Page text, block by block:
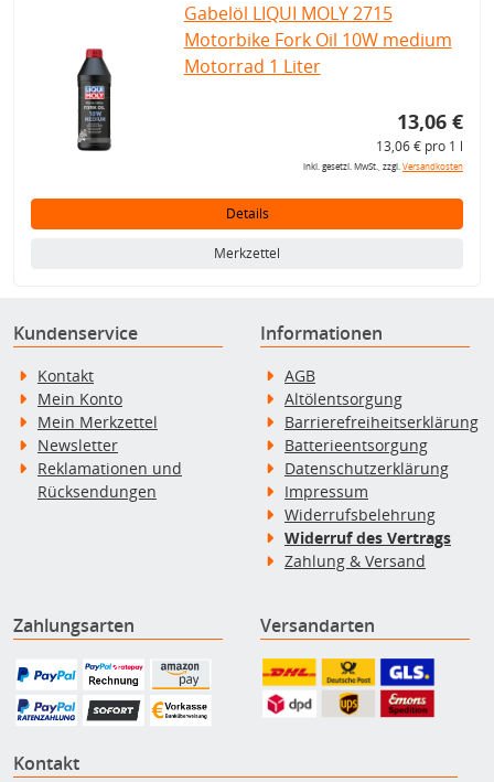
Gabelöl LIQUI MOLY 2715
Motorbike Fork Oil 10W medium
Motorrad 1 Liter
13,06 €
13,06 € pro 1 l
inkl. gesetzl. MwSt., zzgl.Versandkosten
Details
Merkzettel
Kundenservice
Kontakt
Mein Konto
Mein Merkzettel
Newsletter
Reklamationen und
Rücksendungen
Informationen
AGB
Altölentsorgung
Barrierefreiheitserklärung
Batterieentsorgung
Datenschutzerklärung
Impressum
Widerrufsbelehrung
Widerruf des Vertrags
Zahlung & Versand
Zahlungsarten Versandarten
Kontakt